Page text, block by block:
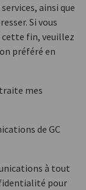
ainsi que
Si vous
cette fin, veuillez
préféré en
mes
de GC
à tout
pour